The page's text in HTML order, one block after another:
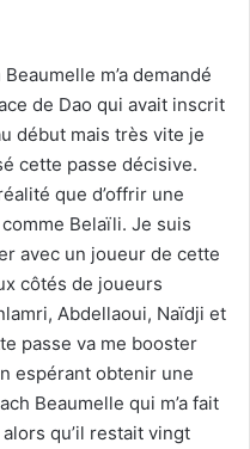
m’a demandé
de Dao qui avait inscrit
début mais très vite je
cette passe décisive.
que d’offrir une
Belaïli. Je suis
avec un joueur de cette
côtés de joueurs
Abdellaoui, Naïdji et
passe va me booster
espérant obtenir une
Beaumelle qui m’a fait
qu’il restait vingt